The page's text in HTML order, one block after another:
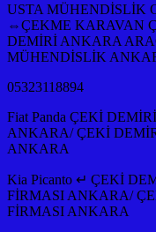
USTA MÜHENDİSLİK
⇔ÇEKME KARAVAN
DEMİRİ ANKARA
MÜHENDİSLİK
05323118894
Fiat Panda ÇEKİ
ANKARA/ ÇEKİ
ANKARA
Kia Picanto ↵ ÇEKİ
FİRMASI ANKARA/
FİRMASI ANKARA